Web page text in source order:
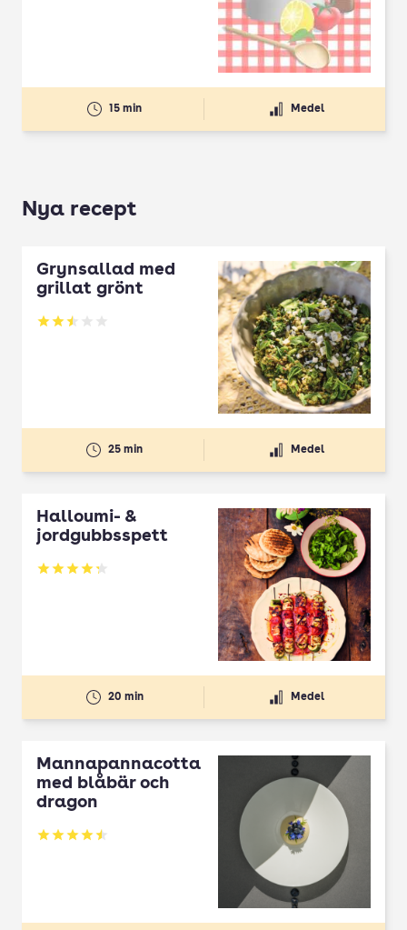
15 min Medel
Nya recept
Grynsallad med
grillat grönt
Betyg: 2.5 av 5
25 min Medel
Halloumi- &
jordgubbsspett
Betyg: 4.3 av 5
20 min Medel
Mannapannacotta
med blåbär och
dragon
Betyg: 4.5 av 5